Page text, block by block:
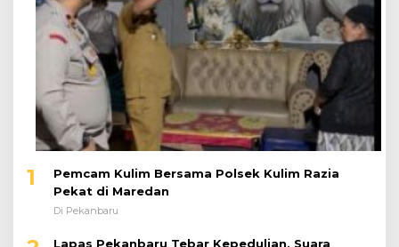
1
Pemcam Kulim Bersama Polsek Kulim Razia
Pekat di Maredan
Di Pekanbaru
Lapas Pekanbaru Tebar Kepedulian, Suara